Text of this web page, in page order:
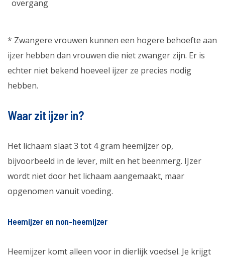
overgang
* Zwangere vrouwen kunnen een hogere behoefte aan
ijzer hebben dan vrouwen die niet zwanger zijn. Er is
echter niet bekend hoeveel ijzer ze precies nodig
hebben.
Waar zit ijzer in?
Het lichaam slaat 3 tot 4 gram heemijzer op,
bijvoorbeeld in de lever, milt en het beenmerg. IJzer
wordt niet door het lichaam aangemaakt, maar
opgenomen vanuit voeding.
Heemijzer en non-heemijzer
Heemijzer komt alleen voor in dierlijk voedsel. Je krijgt